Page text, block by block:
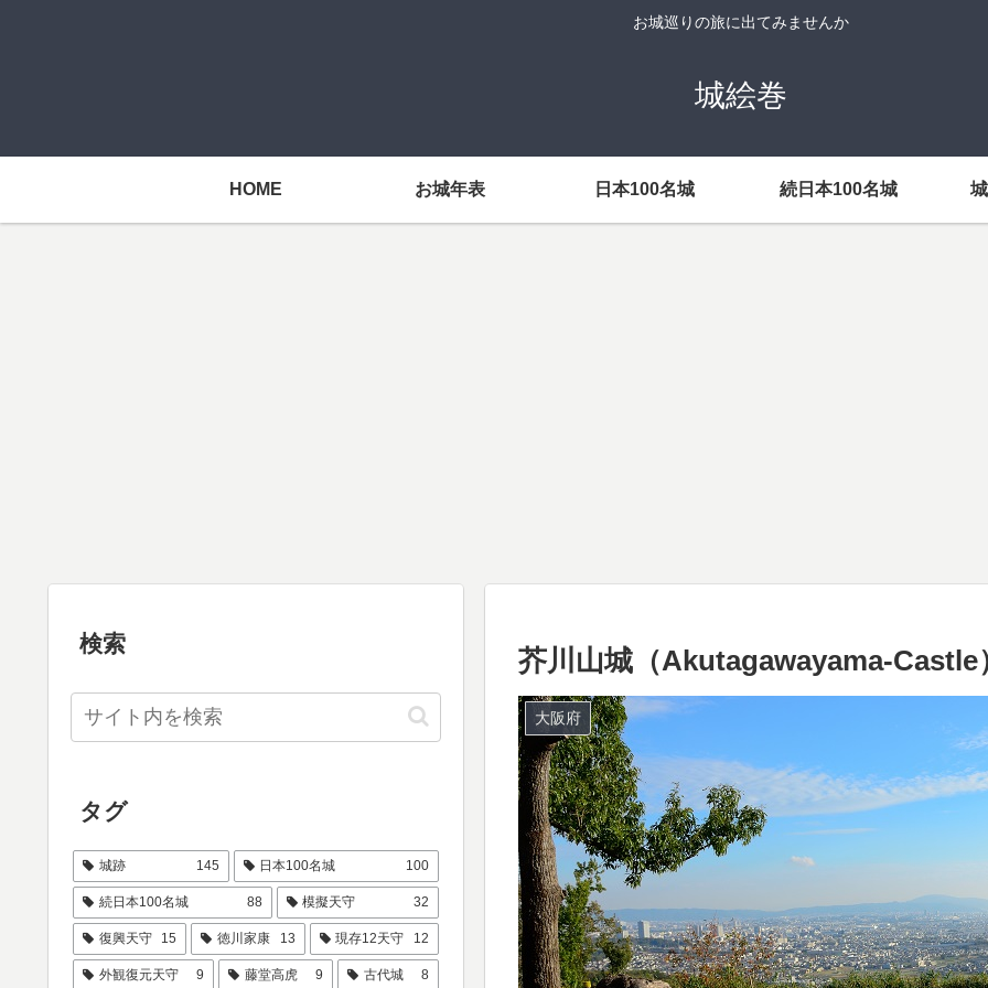
お城巡りの旅に出てみませんか
城絵巻
HOME お城年表 日本100名城 続日本100名城
芥川山城（Akutagawayama-Castle
大阪府
検索
タグ
城跡 145 日本100名城 100
続日本100名城 88 模擬天守 32
復興天守 15 徳川家康 13 現存12天守 12
外観復元天守 9 藤堂高虎 9 古代城 8